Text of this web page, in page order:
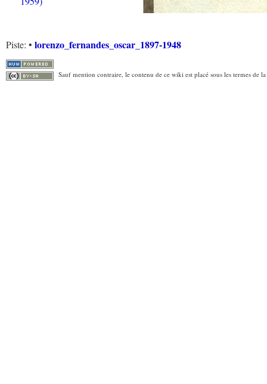
Piste: • lorenzo_fernandes_oscar_1897-1948
Sauf mention contraire, le contenu de ce wiki est placé sous les termes de